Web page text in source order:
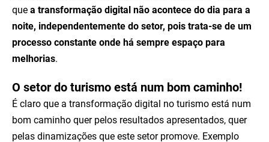
que a transformação digital não acontece do dia para a
noite, independentemente do setor, pois trata-se de um
processo constante onde há sempre espaço para
melhorias.
O setor do turismo está num bom caminho!
É claro que a transformação digital no turismo está num
bom caminho quer pelos resultados apresentados, quer
pelas dinamizações que este setor promove. Exemplo